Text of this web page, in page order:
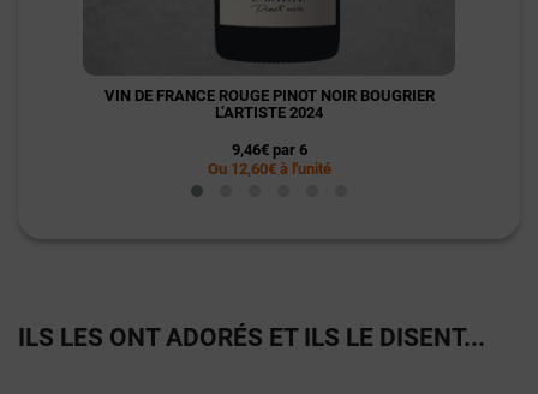
VIN DE FRANCE ROUGE PINOT NOIR BOUGRIER
L’ARTISTE 2024
9,46€ par 6
Ou 12,60€ à l'unité
ILS LES ONT ADORÉS ET ILS LE DISENT...